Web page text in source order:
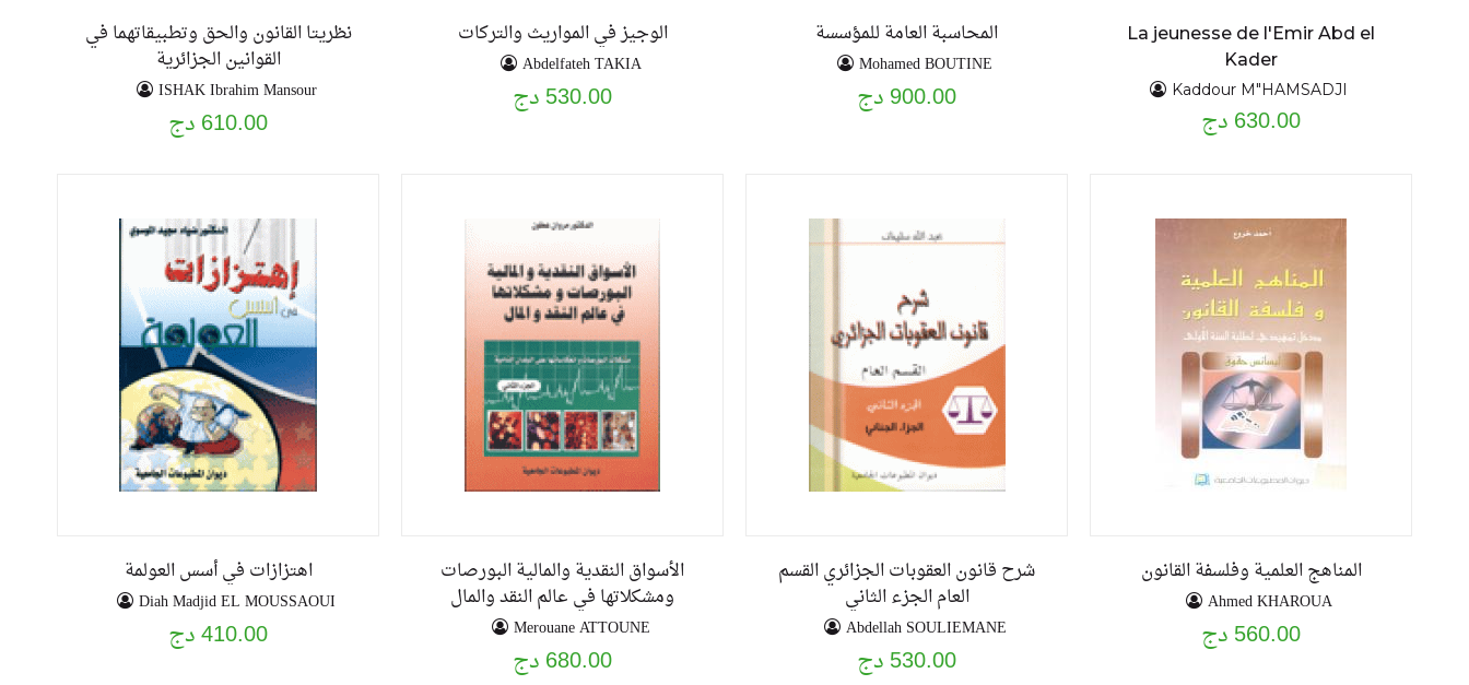
La jeunesse de l'Emir Abd el
Kader
Kaddour M"HAMSADJI
630.00 دج
المحاسبة العامة للمؤسسة
Mohamed BOUTINE
900.00 دج
الوجيز في المواريث والتركات
Abdelfateh TAKIA
530.00 دج
نظريتا القانون والحق وتطبيقاتهما في
القوانين الجزائرية
ISHAK Ibrahim Mansour
610.00 دج
المناهج العلمية وفلسفة القانون
Ahmed KHAROUA
560.00 دج
شرح قانون العقوبات الجزائري القسم
العام الجزء الثاني
Abdellah SOULIEMANE
530.00 دج
الأسواق النقدية والمالية البورصات
ومشكلاتها في عالم النقد والمال
Merouane ATTOUNE
680.00 دج
اهتزازات في أسس العولمة
Diah Madjid EL MOUSSAOUI
410.00 دج